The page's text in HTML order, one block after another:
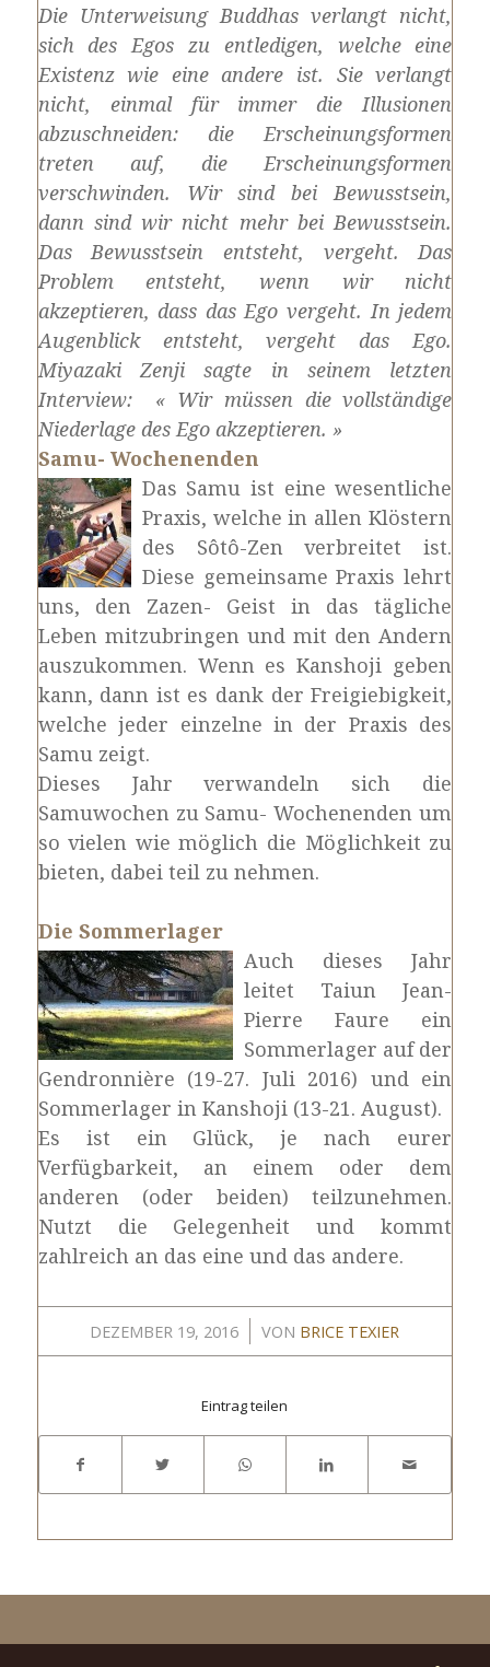
Die Unterweisung Buddhas verlangt nicht,
sich des Egos zu entledigen, welche eine
Existenz wie eine andere ist. Sie verlangt
nicht, einmal für immer die Illusionen
abzuschneiden: die Erscheinungsformen
treten auf, die Erscheinungsformen
verschwinden. Wir sind bei Bewusstsein,
dann sind wir nicht mehr bei Bewusstsein.
Das Bewusstsein entsteht, vergeht. Das
Problem entsteht, wenn wir nicht
akzeptieren, dass das Ego vergeht. In jedem
Augenblick entsteht, vergeht das Ego.
Miyazaki Zenji sagte in seinem letzten
Interview: « Wir müssen die vollständige
Niederlage des Ego akzeptieren. »
Samu- Wochenenden
Das Samu ist eine wesentliche
Praxis, welche in allen Klöstern
des Sôtô-Zen verbreitet ist.
Diese gemeinsame Praxis lehrt
uns, den Zazen- Geist in das tägliche
Leben mitzubringen und mit den Andern
auszukommen. Wenn es Kanshoji geben
kann, dann ist es dank der Freigiebigkeit,
welche jeder einzelne in der Praxis des
Samu zeigt.
Dieses Jahr verwandeln sich die
Samuwochen zu Samu- Wochenenden um
so vielen wie möglich die Möglichkeit zu
bieten, dabei teil zu nehmen.
Die Sommerlager
Auch dieses Jahr
leitet Taiun Jean-
Pierre Faure ein
Sommerlager auf der
Gendronnière (19-27. Juli 2016) und ein
Sommerlager in Kanshoji (13-21. August).
Es ist ein Glück, je nach eurer
Verfügbarkeit, an einem oder dem
anderen (oder beiden) teilzunehmen.
Nutzt die Gelegenheit und kommt
zahlreich an das eine und das andere.
DEZEMBER 19, 2016
/ VON BRICE TEXIER
Eintrag teilen